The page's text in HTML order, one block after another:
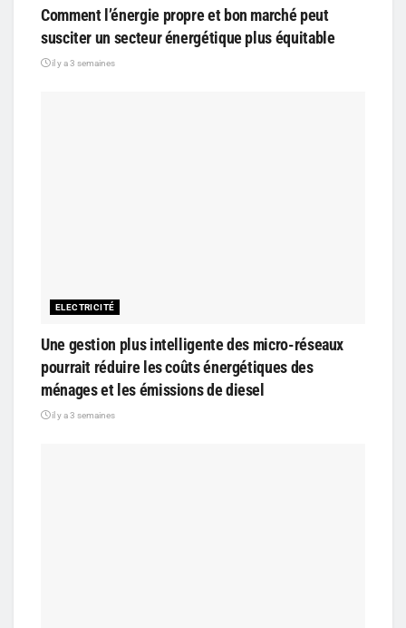
Comment l’énergie propre et bon marché peut
susciter un secteur énergétique plus équitable
il y a 3 semaines
ELECTRICITÉ
Une gestion plus intelligente des micro-réseaux
pourrait réduire les coûts énergétiques des
ménages et les émissions de diesel
il y a 3 semaines